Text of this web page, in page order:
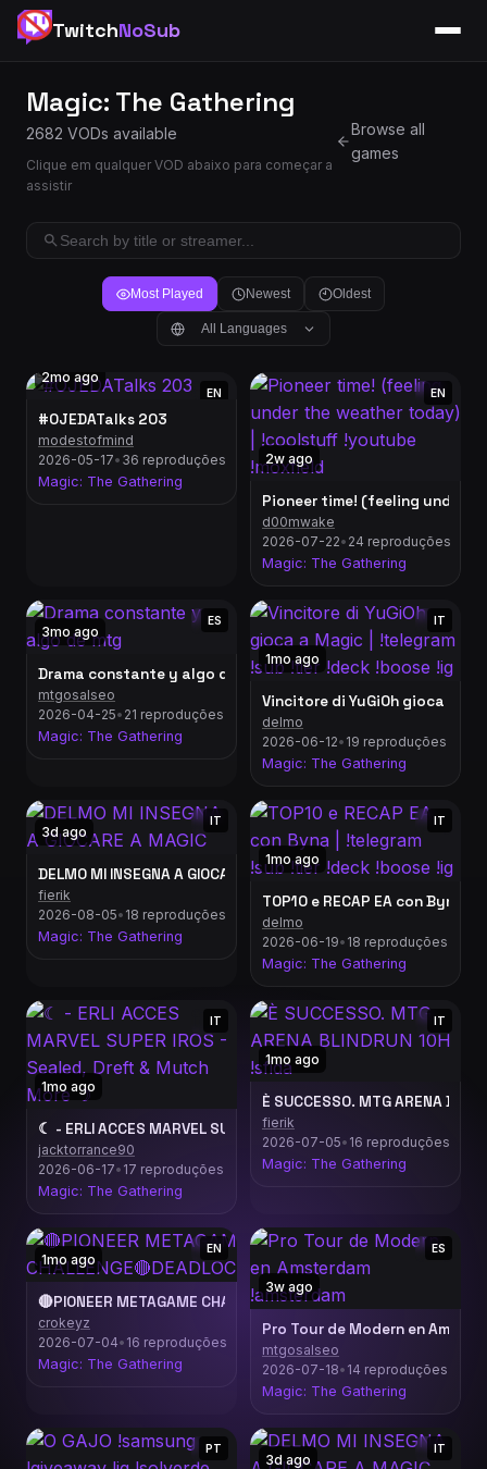
TwitchNoSub
Magic: The Gathering
2682 VODs available
Clique em qualquer VOD abaixo para começar a
assistir
Browse all
games
Most Played Newest Oldest
All Languages
2mo ago
EN
#OJEDATalks 203
modestofmind
2026-05-17• 36 reproduções
Magic: The Gathering
2w ago
EN
Pioneer time! (feeling under
d00mwake
2026-07-22• 24 reproduções
Magic: The Gathering
3mo ago
ES
Drama constante y algo de mtg
mtgosalseo
2026-04-25• 21 reproduções
Magic: The Gathering
1mo ago
IT
Vincitore di YuGiOh gioca a
delmo
2026-06-12• 19 reproduções
Magic: The Gathering
3d ago
IT
DELMO MI INSEGNA A GIOCARE A MAGIC
fierik
2026-08-05• 18 reproduções
Magic: The Gathering
1mo ago
IT
TOP10 e RECAP EA con Byna
delmo
2026-06-19• 18 reproduções
Magic: The Gathering
1mo ago
IT
☾ - ERLI ACCES MARVEL SUPER IROS - Sealed, Dreft & Mutch
jacktorrance90
2026-06-17• 17 reproduções
Magic: The Gathering
1mo ago
IT
È SUCCESSO. MTG ARENA
fierik
2026-07-05• 16 reproduções
Magic: The Gathering
1mo ago
EN
🔴PIONEER METAGAME CHALLENGE🔴DEADLOCK🔴
crokeyz
2026-07-04• 16 reproduções
Magic: The Gathering
3w ago
ES
Pro Tour de Modern en
mtgosalseo
2026-07-18• 14 reproduções
Magic: The Gathering
PT
3d ago
IT